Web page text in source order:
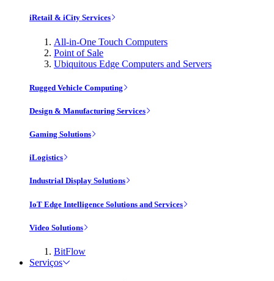
iRetail & iCity Services
All-in-One Touch Computers
Point of Sale
Ubiquitous Edge Computers and Servers
Rugged Vehicle Computing
Design & Manufacturing Services
Gaming Solutions
iLogistics
Industrial Display Solutions
IoT Edge Intelligence Solutions and Services
Video Solutions
BitFlow
Serviços